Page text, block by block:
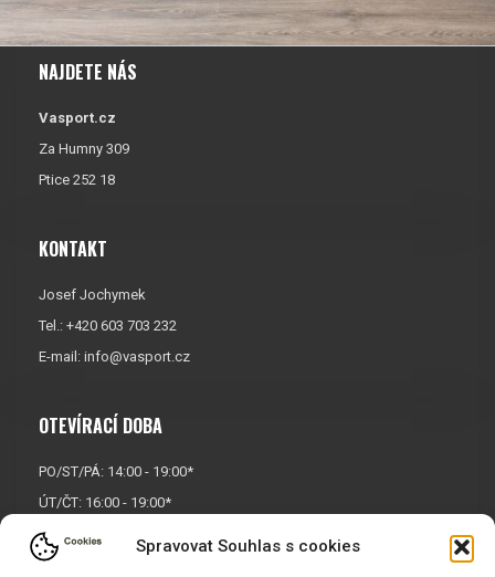
Spravovat Souhlas s cookies
NAJDETE NÁS
Vasport.cz
Za Humny 309
Ptice 252 18
KONTAKT
Josef Jochymek
Tel.: +420 603 703 232
E-mail: info@vasport.cz
OTEVÍRACÍ DOBA
PO/ST/PÁ: 14:00 - 19:00*
ÚT/ČT: 16:00 - 19:00*
Sobota: 9:00 - 17:00*
Neděle: